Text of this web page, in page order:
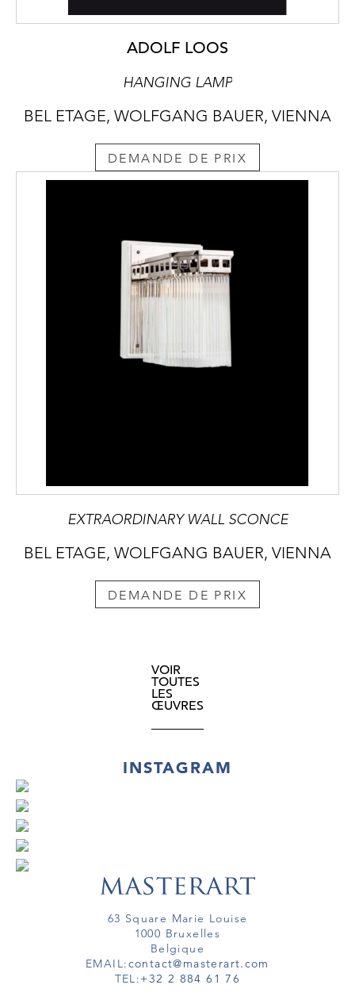
ADOLF LOOS
HANGING LAMP
BEL ETAGE, WOLFGANG BAUER, VIENNA
DEMANDE DE PRIX
EXTRAORDINARY WALL SCONCE
BEL ETAGE, WOLFGANG BAUER, VIENNA
DEMANDE DE PRIX
VOIR
TOUTES
LES
ŒUVRES
INSTAGRAM
63 Square Marie Louise
1000 Bruxelles
Belgique
EMAIL:contact@masterart.com
TEL:+32 2 884 61 76